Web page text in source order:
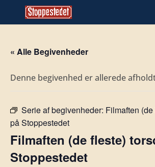
« Alle Begivenheder
Denne begivenhed er allerede
Serie af begivenheder: Filmaften
på Stoppestedet
Filmaften (de fleste)
Stoppestedet